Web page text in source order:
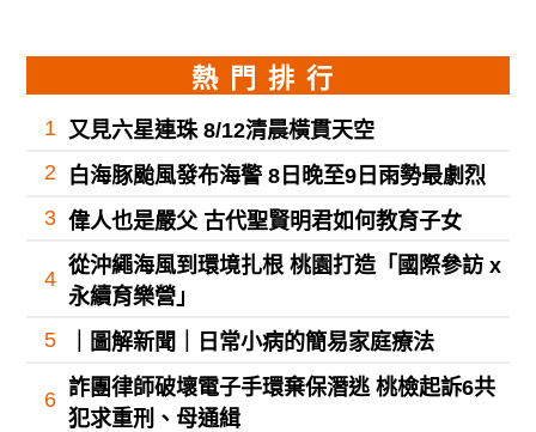
熱門排行
1 又見六星連珠 8/12清晨橫貫天空
2 白海豚颱風發布海警 8日晚至9日雨勢最劇烈
3 偉人也是嚴父 古代聖賢明君如何教育子女
4
從沖繩海風到環境扎根 桃園打造「國際參訪 x
永續育樂營」
5
｜圖解新聞｜日常小病的簡易家庭療法
6
詐團律師破壞電子手環棄保潛逃 桃檢起訴6共
犯求重刑、母通緝